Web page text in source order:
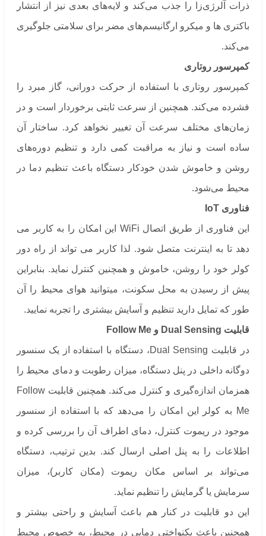
ذرات آلرژی‌زا را جذب می‌کند و لایه‌های بعدی نیز از انتشار
باکتری ها و میکرو ارگانیسم‌های مضر برای سلامتی جلوگیری
می‌کند.
کمپرسور روتاری
کمپرسور روتاری با استفاده از حرکت دورانی، گاز مبرد را
فشرده می‌کند. همچنین از سرعت ثابتی برخوردار است و در
زمان‌های مختلف سرعت آن تغییر نخواهد کرد. ساختار آن
ساده‌ است و نیاز به مراقبت کمی دارد و تنظیم دوره‌های
روشن و خاموش شدن خودکار دستگاه باعث تنظیم دما در
محیط می‌شود.
فناوری IoT
این فناوری از طریق اتصال WiFi این امکان را به کاربر می
دهد تا به اینترنت متصل شود. لذا کاربر می تواند از راه دور
کولر خود را روشن، خاموش و همچنین کنترل نماید. بنابراین
پیش از رسیدن به محل سکونت، میتوانید هوای محیط را آن
طور که تمایل دارید تنظیم و آسایش بیشتری را تجربه نمایید.
قابلیت Dual Sensing و Follow Me
در قابلیت Dual Sensing، دستگاه با استفاده از یک سنسور
دوگانه داخلی در پنل دستگاه، میزان رطوبت و دمای محیط را
همزمان اندازه‌گیری و کنترل می‌کند. همچنین قابلیت Follow
Me به کولر این امکان را می‌دهد که با استفاده از سنسور
موجود در ریموت کنترل، دمای اطراف آن را بررسی کرده و
اطلاعات را به پنل اصلی ارسال کند. بدین ترتیب، دستگاه
می‌تواند بر اساس مکان ریموت (مکان کاربر)، میزان
سرمایش یا گرمایش را تنظیم نماید.
این دو قابلیت در کنار هم باعث آسایش و راحتی بیشتر و
همچنین باعث یکنواختی دمایی در محیط، به خصوص محیط